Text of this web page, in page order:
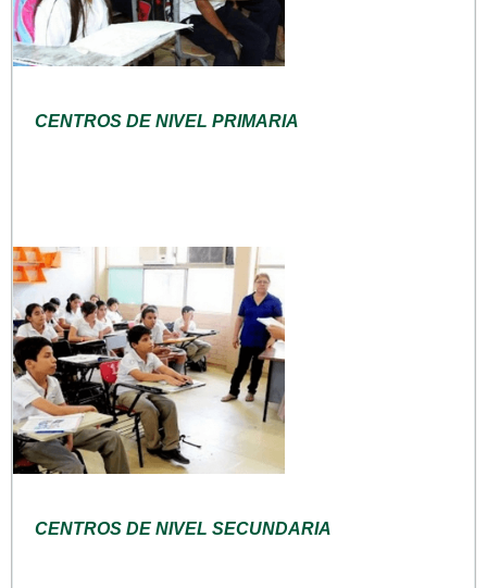
CENTROS DE NIVEL PRIMARIA
CENTROS DE NIVEL SECUNDARIA